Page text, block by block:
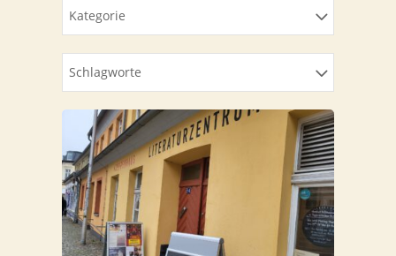
Kate­go­rie
Schlag­wor­te